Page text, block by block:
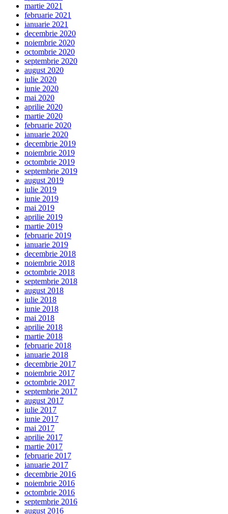
martie 2021
februarie 2021
ianuarie 2021
decembrie 2020
noiembrie 2020
octombrie 2020
septembrie 2020
august 2020
iulie 2020
iunie 2020
mai 2020
aprilie 2020
martie 2020
februarie 2020
ianuarie 2020
decembrie 2019
noiembrie 2019
octombrie 2019
septembrie 2019
august 2019
iulie 2019
iunie 2019
mai 2019
aprilie 2019
martie 2019
februarie 2019
ianuarie 2019
decembrie 2018
noiembrie 2018
octombrie 2018
septembrie 2018
august 2018
iulie 2018
iunie 2018
mai 2018
aprilie 2018
martie 2018
februarie 2018
ianuarie 2018
decembrie 2017
noiembrie 2017
octombrie 2017
septembrie 2017
august 2017
iulie 2017
iunie 2017
mai 2017
aprilie 2017
martie 2017
februarie 2017
ianuarie 2017
decembrie 2016
noiembrie 2016
octombrie 2016
septembrie 2016
august 2016